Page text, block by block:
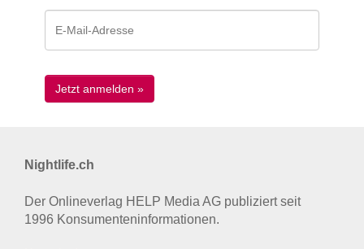
Nightlife.ch
Der Onlineverlag HELP Media AG publiziert seit
1996 Konsumenten­informationen.